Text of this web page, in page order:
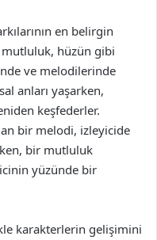
en belirgin
mutluluk, hüzün gibi
ve melodilerinde
anları yaşarken,
keşfederler.
bir melodi, izleyicide
bir mutluluk
yüzünde bir
karakterlerin gelişimini